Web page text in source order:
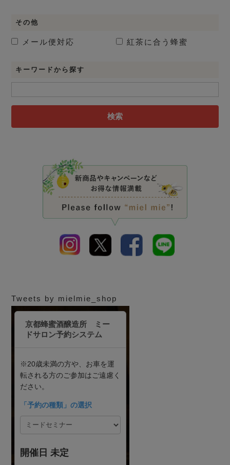
その他
メール便対応 紅茶に合う蜂蜜
キーワードから探す
検索
Tweets by mielmie_shop